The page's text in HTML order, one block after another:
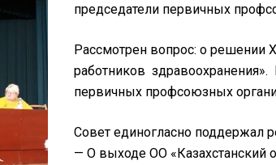
председатели первичных
Рассмотрен вопрос: о решении
работников
первичных профсоюзных
Совет единогласно поддержал
— О выходе ОО «Казахстанский